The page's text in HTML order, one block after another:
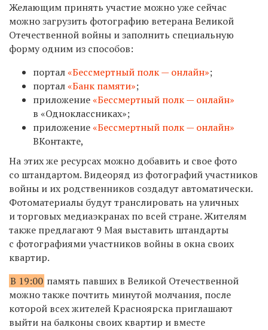
Желающим принять участие можно уже сейчас
можнозагрузить фотографию ветерана Великой
Отечественной войны и заполнить специальную
форму одним из способов:
портал«Бессмертный полк — онлайн»;
портал«Банк памяти»;
приложение«Бессмертный полк — онлайн»
в «Одноклассниках»;
приложение«Бессмертный полк — онлайн»
ВКонтакте,
На этих же ресурсах можно добавить и свое фото
со штандартом. Видеоряд из фотографий участников
войны и их родственников создадут автоматически.
Фотоматериалы будут транслировать на уличных
и торговых медиаэкранах по всей стране. Жителям
также предлагают 9 Мая выставить штандарты
с фотографиями участников войны в окна своих
квартир.
В 19:00 память павших в Великой Отечественной
можно также почтить минутой молчания, после
которой всех жителей Красноярска приглашают
выйти на балконы своих квартир и вместе